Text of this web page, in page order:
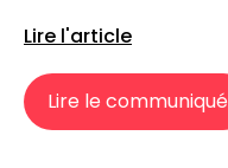
Lire l'article
Lire le communiqué